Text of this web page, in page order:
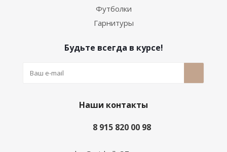
Футболки
Гарнитуры
Будьте всегда в курсе!
Наши контакты
8 915 820 00 98